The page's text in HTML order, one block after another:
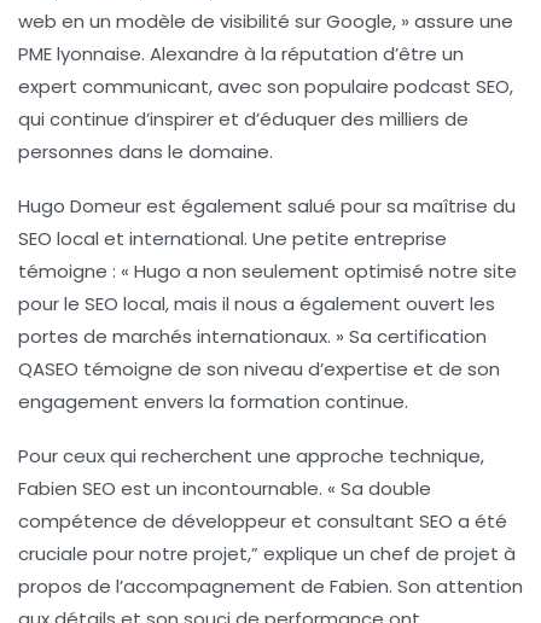
web en un modèle de visibilité sur Google, » assure une
PME lyonnaise. Alexandre à la réputation d’être un
expert communicant, avec son populaire podcast SEO,
qui continue d’inspirer et d’éduquer des milliers de
personnes dans le domaine.
Hugo Domeurest également salué pour sa maîtrise du
SEO local et international. Une petite entreprise
témoigne : « Hugo a non seulement optimisé notre site
pour le SEO local, mais il nous a également ouvert les
portes de marchés internationaux. » Sa certification
QASEO témoigne de son niveau d’expertise et de son
engagement envers la formation continue.
Pour ceux qui recherchent une approche technique,
Fabien SEO est un incontournable. « Sa double
compétence de développeur et consultant SEO a été
cruciale pour notre projet,” explique un chef de projet à
propos de l’accompagnement de Fabien. Son attention